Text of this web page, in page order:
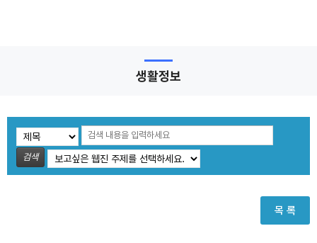
생활정보
검색
목 록